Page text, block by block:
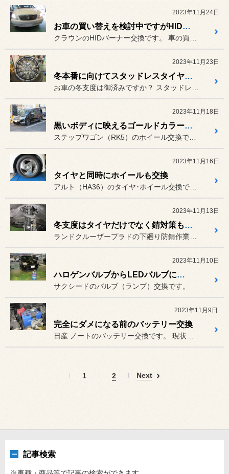
2023年11月24日
お車の買い替えを検討中ですがHIDの調子が悪いので、一旦バーナー交換で対処します
2023年11月23日
冬本番に向けてスタッドレスタイヤを準備される方が増加中
2023年11月18日
黒いボディに映えるゴールドカラーのホイールを取り付け
2023年11月16日
タイヤと同時にホイールも交換
2023年11月13日
冬支度はタイヤだけでなく錆対策も重要です
2023年11月10日
ハロゲンバルブからLEDバルブに交換で明るさ劇的UPです
サクシードのバルブ（ランプ）交換です。
2023年11月9日
完全にダメになる前のバッテリー交換
1 2 Next
記事検索